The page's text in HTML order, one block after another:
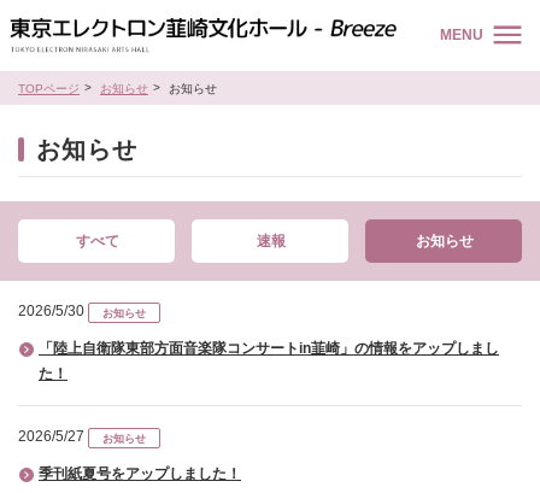
MENU
TOPページ お知らせ お知らせ
お知らせ
すべて 速報 お知らせ
2026/5/30 お知らせ
「陸上自衛隊東部方面音楽隊コンサートin韮崎」の情報をアップしまし
た！
2026/5/27 お知らせ
季刊紙夏号をアップしました！